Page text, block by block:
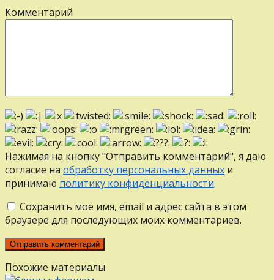
Комментарий
Нажимая на кнопку "Отправить комментарий", я даю
согласие на обработку персональных данных и
принимаю политику конфиденциальности.
Сохранить моё имя, email и адрес сайта в этом
браузере для последующих моих комментариев.
Похожие материалы